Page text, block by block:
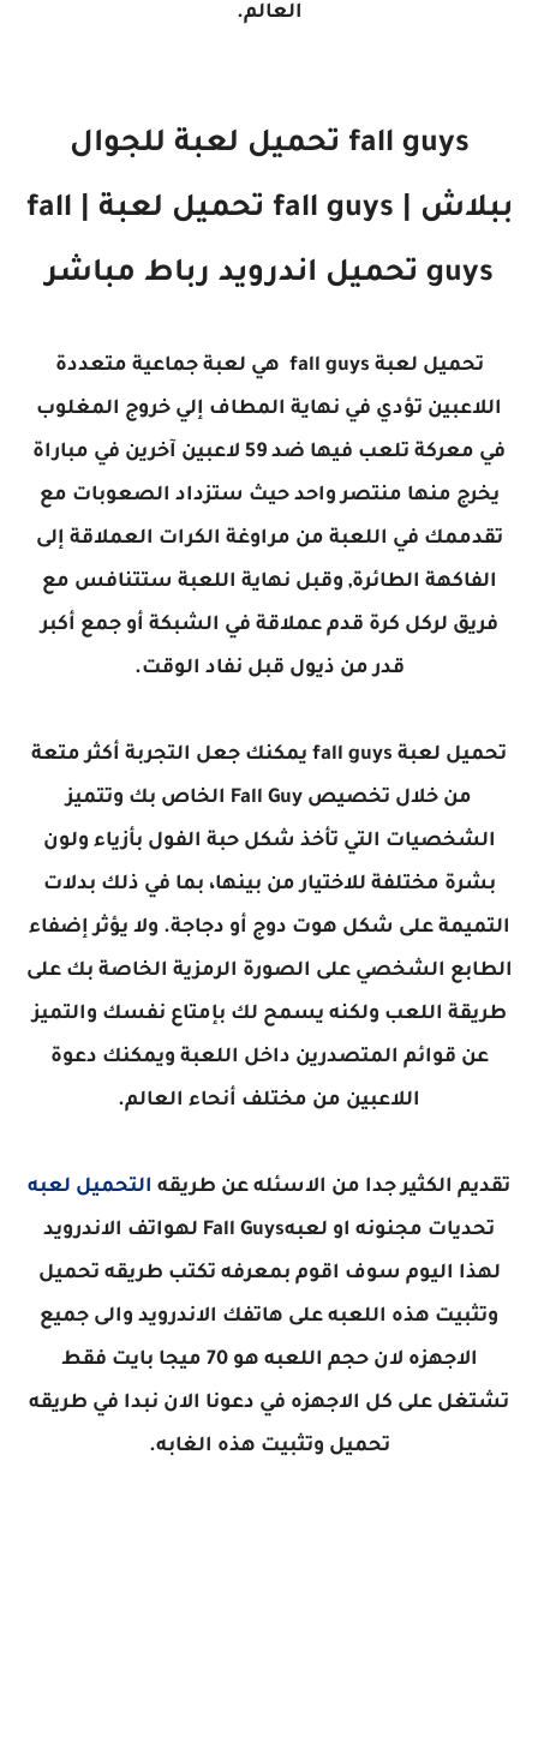
العالم.
fall guys تحميل لعبة للجوال
ببلاش | fall guys تحميل لعبة |
fall
guys تحميل اندرويد رباط مباشر
تحميل لعبة fall guys هي لعبة جماعية متعددة
اللاعبين تؤدي في نهاية المطاف إلي خروج المغلوب
في معركة تلعب فيها ضد 59 لاعبين آخرين في مباراة
يخرج منها منتصر واحد حيث ستزداد الصعوبات مع
تقدممك في اللعبة من مراوغة الكرات العملاقة إلى
الفاكهة الطائرة, وقبل نهاية اللعبة ستتنافس مع
فريق لركل كرة قدم عملاقة في الشبكة أو جمع أكبر
قدر من ذيول قبل نفاد الوقت.
تحميل لعبة fall guys يمكنك جعل التجربة أكثر متعة
من خلال تخصيص Fall Guy الخاص بك وتتميز
الشخصيات التي تأخذ شكل حبة الفول بأزياء ولون
بشرة مختلفة للاختيار من بينها، بما في ذلك بدلات
التميمة على شكل هوت دوج أو دجاجة. ولا يؤثر إضفاء
الطابع الشخصي على الصورة الرمزية الخاصة بك على
طريقة اللعب ولكنه يسمح لك بإمتاع نفسك والتميز
عن قوائم المتصدرين داخل اللعبة ويمكنك دعوة
اللاعبين من مختلف أنحاء العالم.
تقديم الكثير جدا من الاسئله عن طريقه التحميل لعبه
تحديات مجنونه او لعبهFall Guys لهواتف الاندرويد
لهذا اليوم سوف اقوم بمعرفه تكتب طريقه تحميل
وتثبيت هذه اللعبه على هاتفك الاندرويد والى جميع
الاجهزه لان حجم اللعبه هو 70 ميجا بايت فقط
تشتغل على كل الاجهزه في دعونا الان نبدا في طريقه
تحميل وتثبيت هذه الغابه.